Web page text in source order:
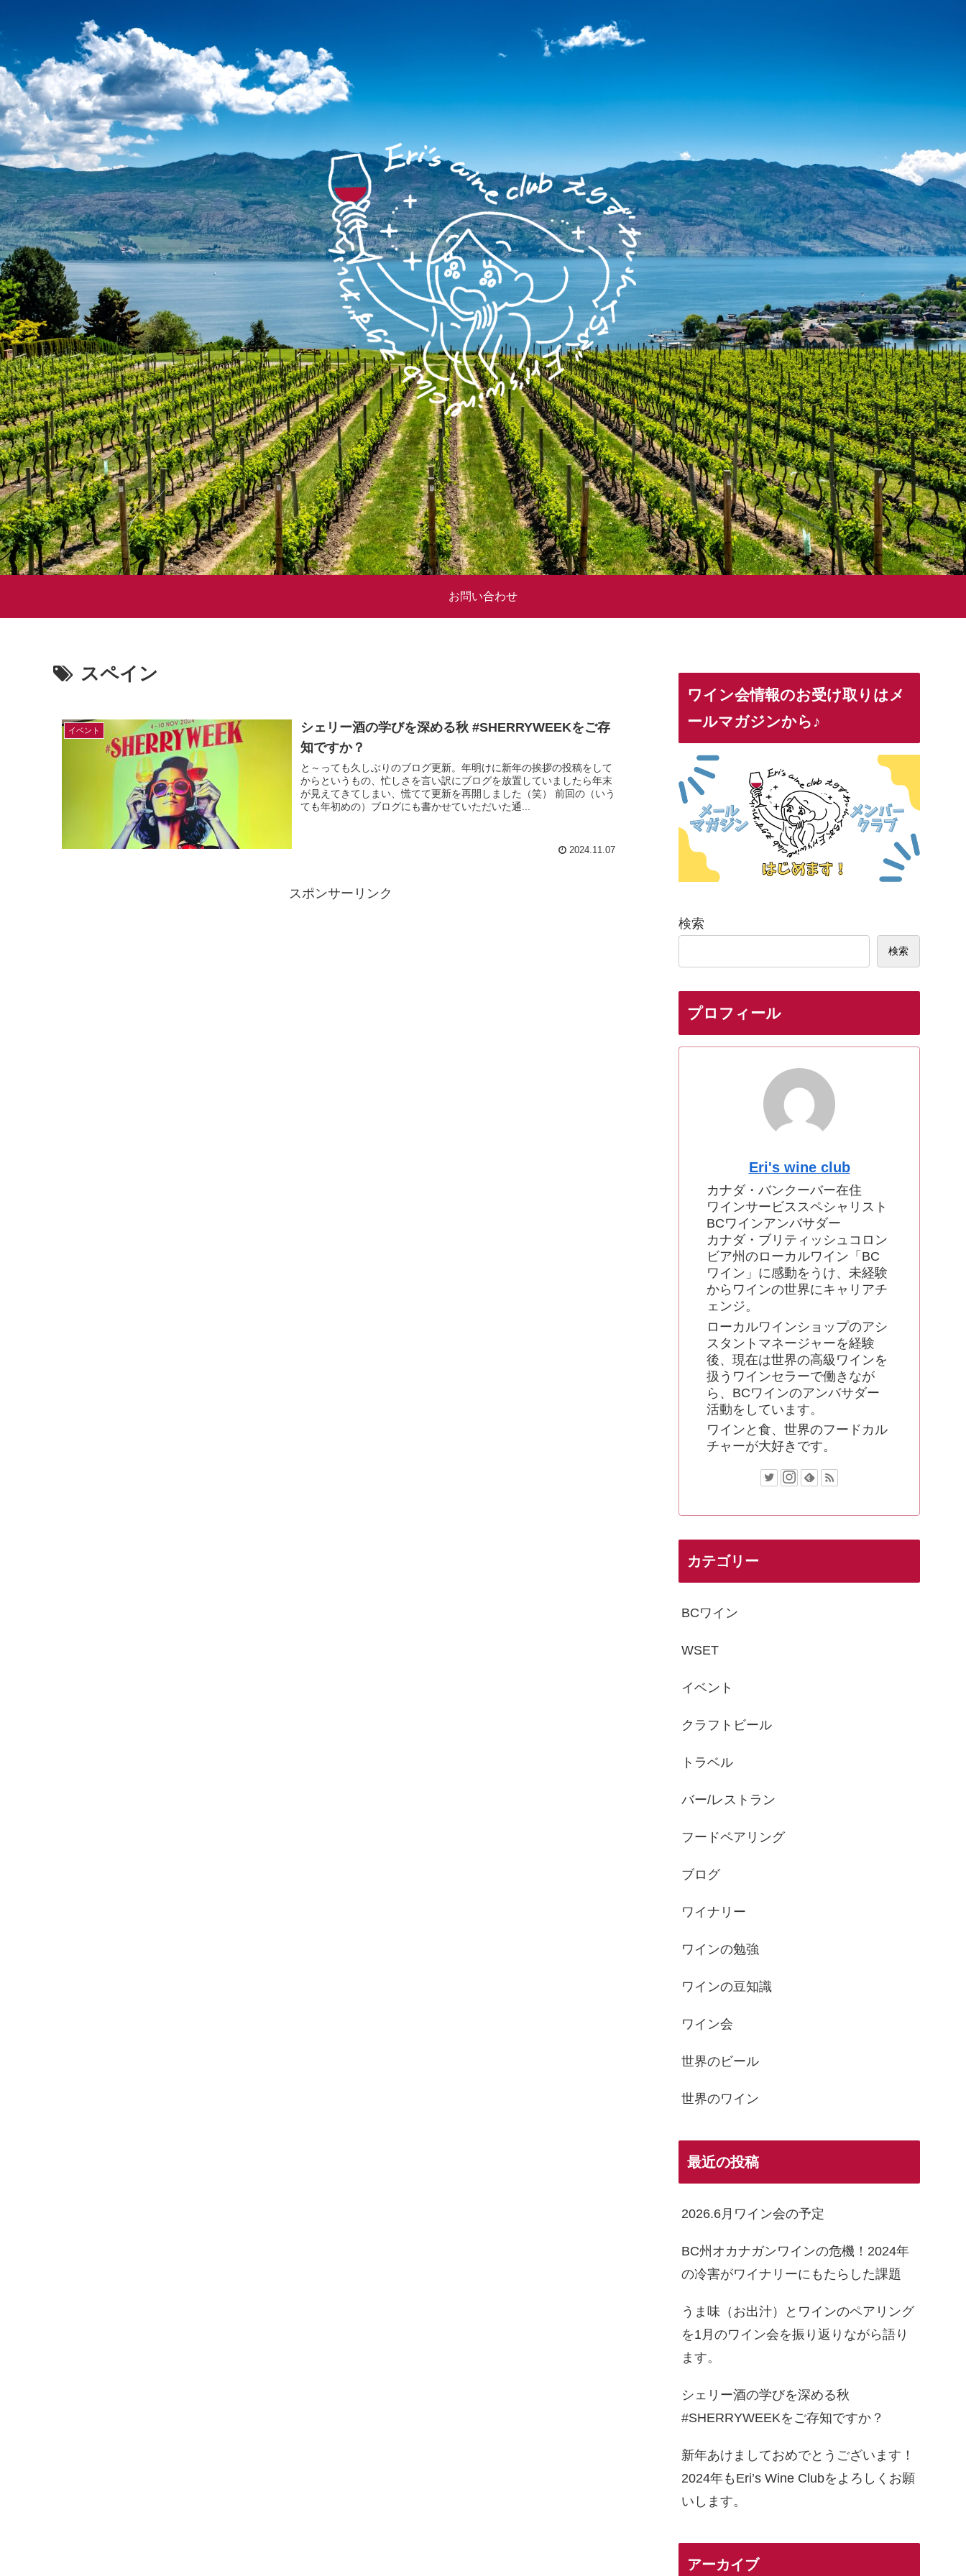
お問い合わせ
スペイン
イベント
シェリー酒の学びを深める秋 #SHERRYWEEKをご存
知ですか？
と～っても久しぶりのブログ更新。年明けに新年の挨拶の投稿をして
からというもの、忙しさを言い訳にブログを放置していましたら年末
が見えてきてしまい、慌てて更新を再開しました（笑） 前回の（いう
ても年初めの）ブログにも書かせていただいた通...
2024.11.07
スポンサーリンク
ワイン会情報のお受け取りはメ
ールマガジンから♪
検索
検索
プロフィール
Eri's wine club
カナダ・バンクーバー在住
ワインサービススペシャリスト
BCワインアンバサダー
カナダ・ブリティッシュコロン
ビア州のローカルワイン「BC
ワイン」に感動をうけ、未経験
からワインの世界にキャリアチ
ェンジ。
ローカルワインショップのアシ
スタントマネージャーを経験
後、現在は世界の高級ワインを
扱うワインセラーで働きなが
ら、BCワインのアンバサダー
活動をしています。
ワインと食、世界のフードカル
チャーが大好きです。
カテゴリー
BCワイン
WSET
イベント
クラフトビール
トラベル
バー/レストラン
フードペアリング
ブログ
ワイナリー
ワインの勉強
ワインの豆知識
ワイン会
世界のビール
世界のワイン
最近の投稿
2026.6月ワイン会の予定
BC州オカナガンワインの危機！2024年
の冷害がワイナリーにもたらした課題
うま味（お出汁）とワインのペアリング
を1月のワイン会を振り返りながら語り
ます。
シェリー酒の学びを深める秋
#SHERRYWEEKをご存知ですか？
新年あけましておめでとうございます！
2024年もEri’s Wine Clubをよろしくお願
いします。
アーカイブ